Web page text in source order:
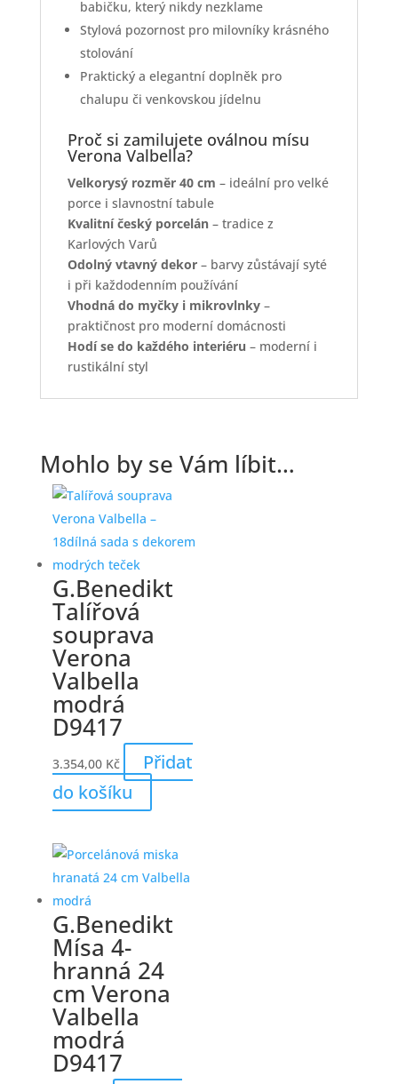
babičku, který nikdy nezklame
Stylová pozornost pro milovníky krásného
stolování
Praktický a elegantní doplněk pro
chalupu či venkovskou jídelnu
Proč si zamilujete oválnou mísu
Verona Valbella?
Velkorysý rozměr 40 cm – ideální pro velké
porce i slavnostní tabule
Kvalitní český porcelán– tradice z
Karlových Varů
Odolný vtavný dekor– barvy zůstávají syté
i při každodenním používání
Vhodná do myčky i mikrovlnky–
praktičnost pro moderní domácnosti
Hodí se do každého interiéru – moderní i
rustikální styl
Mohlo by se Vám líbit…
G.Benedikt
Talířová
souprava
Verona
Valbella
modrá
D9417
3.354,00 Kč
Přidat
do košíku
G.Benedikt
Mísa 4-
hranná 24
cm Verona
Valbella
modrá
D9417